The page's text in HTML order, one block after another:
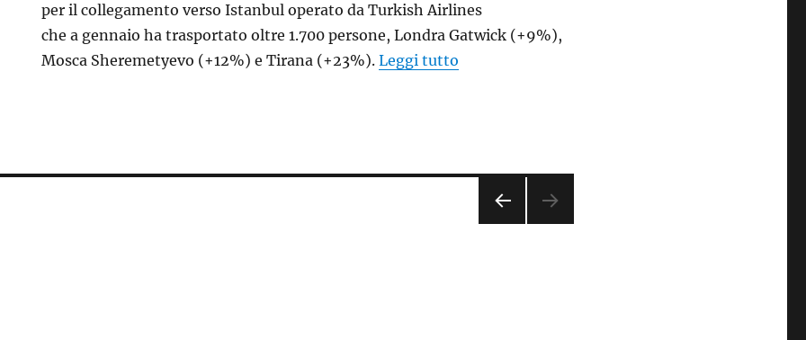
per il collegamento verso Istanbul operato da Turkish Airlines
che a gennaio ha trasportato oltre 1.700 persone, Londra Gatwick (+9%),
Mosca Sheremetyevo (+12%) e Tirana (+23%).Leggi tutto